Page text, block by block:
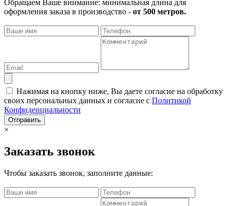
Обращаем Ваше внимание: минимальная длина для
оформления заказа в производство - от 500 метров.
Нажимая на кнопку ниже, Вы даете согласие на обработку
своих персональных данных и согласие с Политикой
Конфиденциальности
Отправить
×
Заказать звонок
Чтобы заказать звонок, заполните данные: